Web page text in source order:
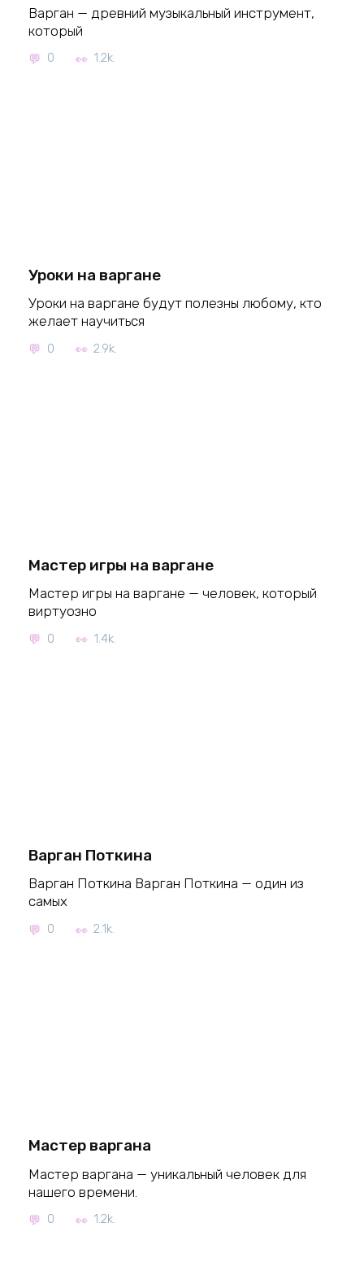
Варган — древний музыкальный инструмент,
который
0 1.2k.
Уроки на варгане
Уроки на варгане будут полезны любому, кто
желает научиться
0 2.9k.
Мастер игры на варгане
Мастер игры на варгане — человек, который
виртуозно
0 1.4k.
Варган Поткина
Варган Поткина Варган Поткина — один из
самых
0 2.1k.
Мастер варгана
Мастер варгана — уникальный человек для
нашего времени.
0 1.2k.